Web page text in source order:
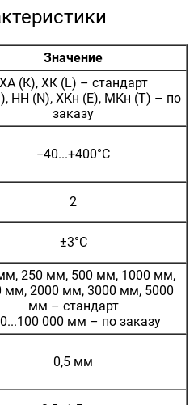
Значение
ХА (К), ХК (L) – стандарт
НН (N), ХКн (E), МКн (Т) – по
заказу
−40...+400°С
2
±3°С
250 мм, 500 мм, 1000 мм,
мм, 2000 мм, 3000 мм, 5000
мм – стандарт
000 мм – по заказу
0,5 мм